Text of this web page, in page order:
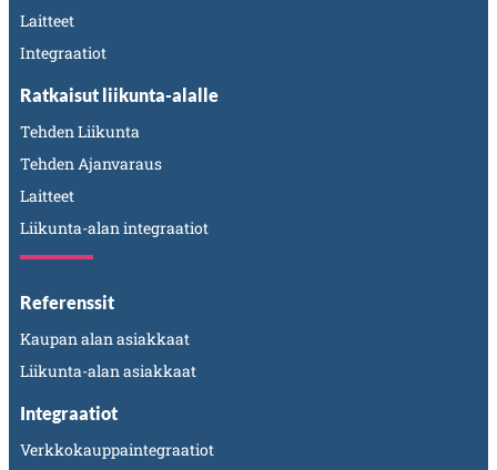
Laitteet
Integraatiot
Ratkaisut liikunta-alalle
Tehden Liikunta
Tehden Ajanvaraus
Laitteet
Liikunta-alan integraatiot
Referenssit
Kaupan alan asiakkaat
Liikunta-alan asiakkaat
Integraatiot
Verkkokauppaintegraatiot